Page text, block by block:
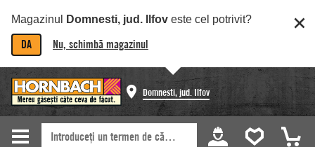
Magazinul Domnesti, jud. Ilfov este cel potrivit?
DA Nu, schimbă magazinul
Domnesti, jud. Ilfov